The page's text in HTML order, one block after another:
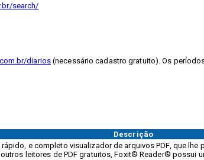
search/
diarios(necessário cadastro gratuito). Os
Descrição
e completo visualizador de arquivos PDF, que lhe
leitores de PDF gratuitos, Foxit® Reader® possui